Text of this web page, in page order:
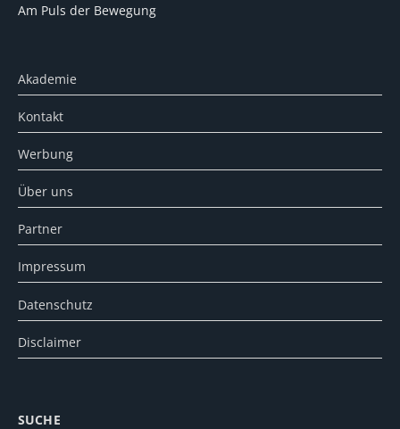
Am Puls der Bewegung
Akademie
Kontakt
Werbung
Über uns
Partner
Impressum
Datenschutz
Disclaimer
SUCHE